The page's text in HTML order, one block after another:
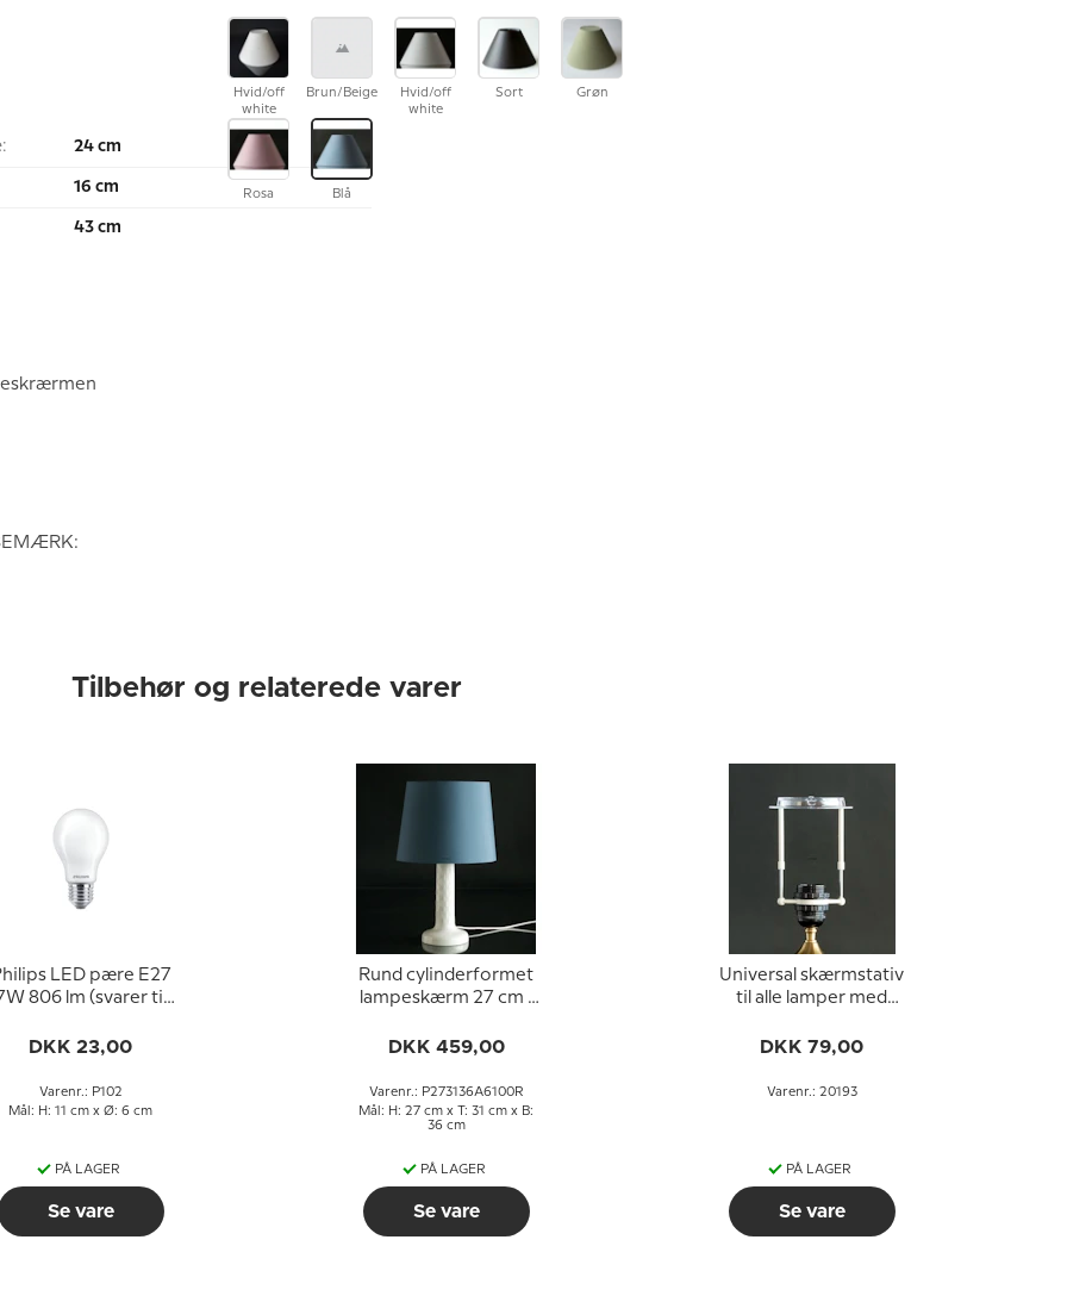
24 cm
16 cm
43 cm
Hvid/off
white
Brun/Beige
Hvid/off
white
Sort Grøn
Rosa Blå
Tilbehør og relaterede varer
LED pære E27
806 lm (svarer til
Lys 2700k (15000
DKK 23,00
Varenr.: P102
Mål: H: 11 cm x Ø: 6 cm
PÅ LAGER
Se vare
Rund cylinderformet
lampeskærm 27 cm i
DKK 459,00
Varenr.: P273136A6100R
Mål: H: 27 cm x T: 31 cm x B:
36 cm
PÅ LAGER
Se vare
Universal skærmstativ
til alle lamper med
fatningerer (bruges til
bærering)
DKK 79,00
Varenr.: 20193
PÅ LAGER
Se vare